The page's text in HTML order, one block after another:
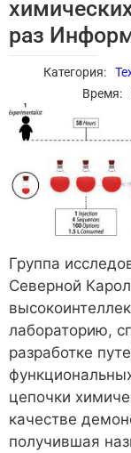
раз
Категория:
Время:
Группа
Северной
лабораторию,
разработке
цепочки
качестве
получившая